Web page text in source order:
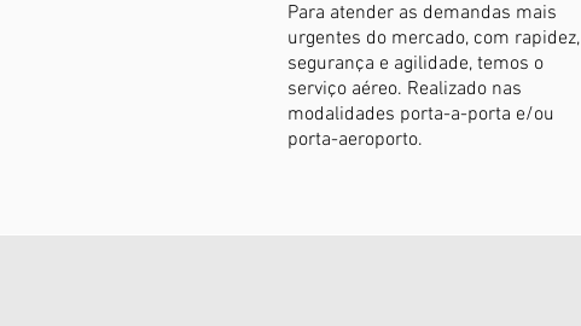
Para atender as demandas mais
urgentes do mercado, com rapidez,
segurança e agilidade, temos o
serviço aéreo. Realizado nas
modalidades porta-a-porta e/ou
porta-aeroporto.